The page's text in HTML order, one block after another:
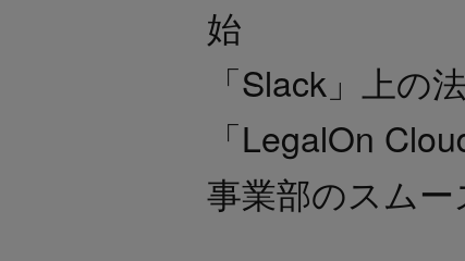
始
「Slack」上の
「LegalOn
事業部のスムー